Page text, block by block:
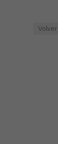
Volver